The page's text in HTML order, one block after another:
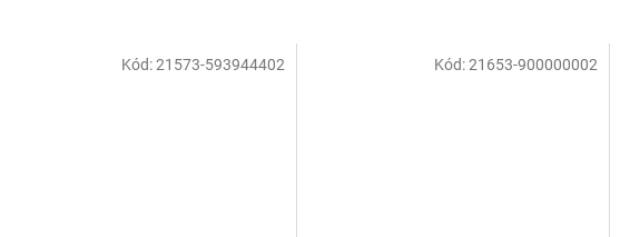
Kód:21573-593944402 Kód:21653-900000002